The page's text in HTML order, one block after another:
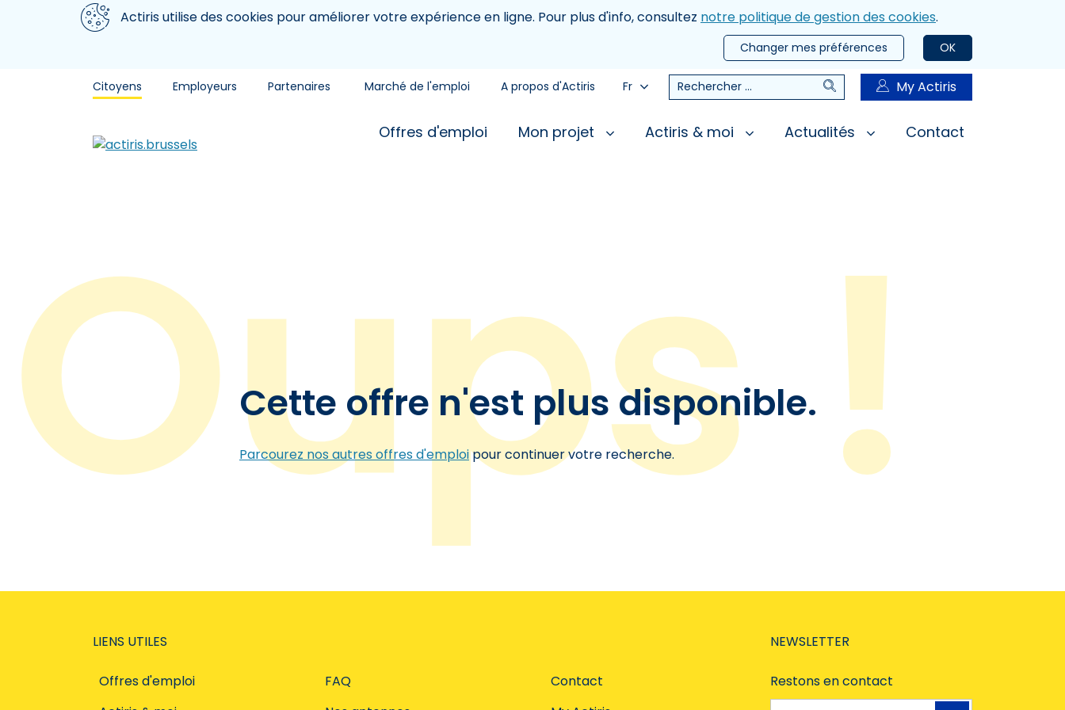
Aller au contenu principal
Nous utilisons des cookiesActiris utilise des cookies pour améliorer votre expérience en ligne. Pour plus d'info, consultez notre politique de gestion des cookies.
OK
Changer mes préférences
Citoyens Employeurs Partenaires Marché de l'emploi A propos d'Actiris Fr Rechercher RechercherMy Actiris
Offres d'emploi Mon projet Actiris & moi Actualités Contact
Cette offre n'est plus disponible.
Parcourez nos autres offres d'emploipour continuer votre recherche.
LIENS UTILES
Offres d'emploi
FAQ
Contact
NEWSLETTER
Restons en contact